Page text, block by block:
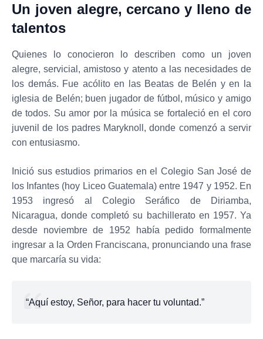
Un joven alegre, cercano y lleno de
talentos
Quienes lo conocieron lo describen como un joven
alegre, servicial, amistoso y atento a las necesidades de
los demás. Fue acólito en las Beatas de Belén y en la
iglesia de Belén; buen jugador de fútbol, músico y amigo
de todos. Su amor por la música se fortaleció en el coro
juvenil de los padres Maryknoll, donde comenzó a servir
con entusiasmo.
Inició sus estudios primarios en el Colegio San José de
los Infantes (hoy Liceo Guatemala) entre 1947 y 1952. En
1953 ingresó al Colegio Seráfico de Diriamba,
Nicaragua, donde completó su bachillerato en 1957. Ya
desde noviembre de 1952 había pedido formalmente
ingresar a la Orden Franciscana, pronunciando una frase
que marcaría su vida:
“Aquí estoy, Señor, para hacer tu voluntad.”